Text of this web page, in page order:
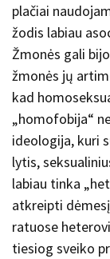
plačiai
žodis labiau
Žmonės gali
žmonės jų
kad
„homofobija“
ideologija, kuri
lytis,
labiau tinka
atkreipti
ratuose
tiesiog sveiko